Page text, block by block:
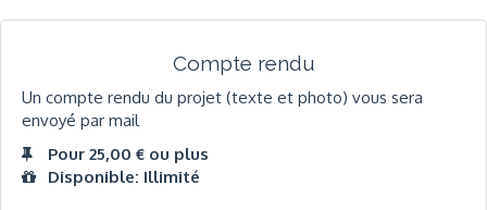
Compte rendu
Un compte rendu du projet (texte et photo) vous sera
envoyé par mail
Pour 25,00 € ou plus
Disponible: Illimité